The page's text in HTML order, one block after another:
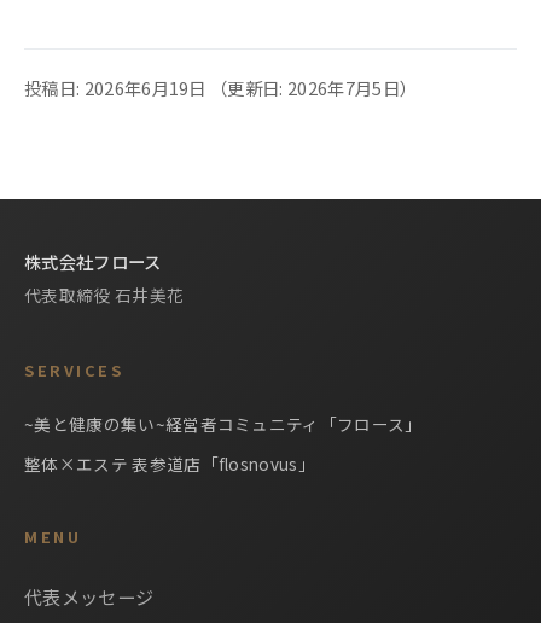
投稿日: 2026年6月19日 （更新日: 2026年7月5日）
株式会社フロース
代表取締役 石井美花
SERVICES
~美と健康の集い~経営者コミュニティ「フロース」
整体×エステ 表参道店「flosnovus」
MENU
代表メッセージ